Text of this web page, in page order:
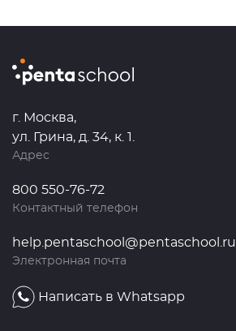
г. Москва,
ул. Грина, д. 34, к. 1.
Адрес
800 550-76-72
Контактный телефон
help.pentaschool@pentaschool.ru
Электронная почта
Написать в Whatsapp